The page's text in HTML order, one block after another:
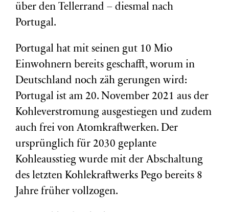
über den Tellerrand – diesmal nach
Portugal.
Portugal hat mit seinen gut 10 Mio
Einwohnern bereits geschafft, worum in
Deutschland noch zäh gerungen wird:
Portugal ist am 20. November 2021 aus der
Kohleverstromung ausgestiegen und zudem
auch frei von Atomkraftwerken. Der
ursprünglich für 2030 geplante
Kohleausstieg wurde mit der Abschaltung
des letzten Kohlekraftwerks Pego bereits 8
Jahre früher vollzogen.